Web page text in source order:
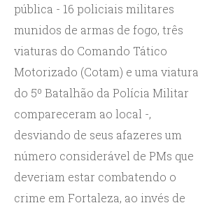
pública - 16 policiais militares
munidos de armas de fogo, três
viaturas do Comando Tático
Motorizado (Cotam) e uma viatura
do 5º Batalhão da Polícia Militar
compareceram ao local -,
desviando de seus afazeres um
número considerável de PMs que
deveriam estar combatendo o
crime em Fortaleza, ao invés de